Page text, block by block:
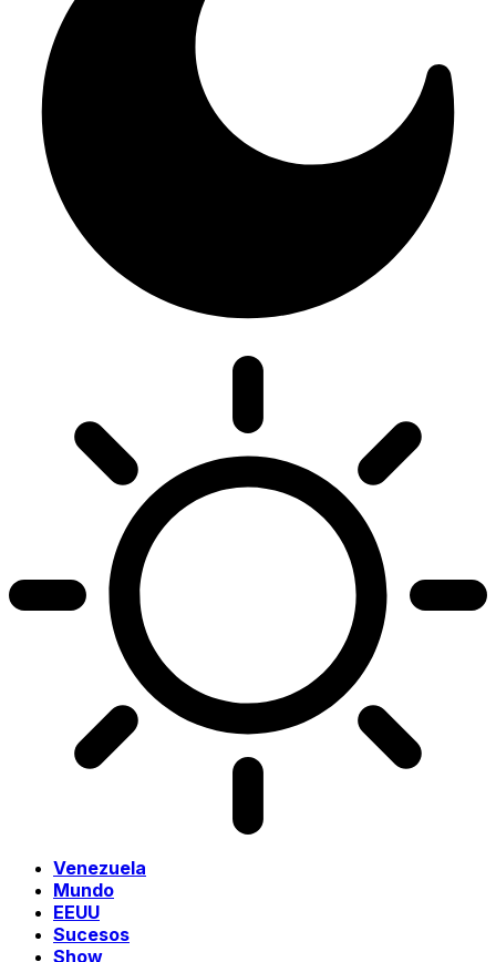
Venezuela
Mundo
EEUU
Sucesos
Show